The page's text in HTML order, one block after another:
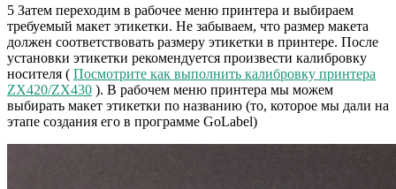
5 Затем переходим в рабочее меню принтера и выбираем
требуемый макет этикетки. Не забываем, что размер макета
должен соответствовать размеру этикетки в принтере. После
установки этикетки рекомендуется произвести калибровку
носителя ( Посмотрите как выполнить калибровку принтера
ZX420/ZX430 ). В рабочем меню принтера мы можем
выбирать макет этикетки по названию (то, которое мы дали на
этапе создания его в программе GoLabel)